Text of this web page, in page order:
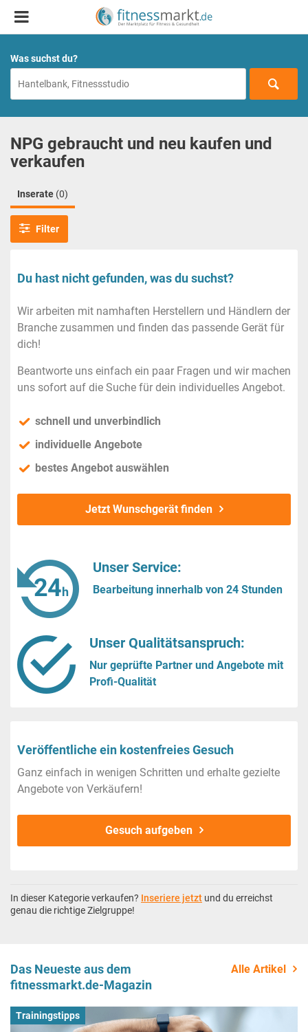
Was suchst du?
NPG gebraucht und neu kaufen und
verkaufen
Inserate (0)
Filter
Du hast nicht gefunden, was du suchst?
Wir arbeiten mit namhaften Herstellern und Händlern der
Branche zusammen und finden das passende Gerät für
dich!
Beantworte uns einfach ein paar Fragen und wir machen
uns sofort auf die Suche für dein individuelles Angebot.
schnell und unverbindlich
individuelle Angebote
bestes Angebot auswählen
Jetzt Wunschgerät finden
Unser Service:
Bearbeitung innerhalb von 24 Stunden
Unser Qualitätsanspruch:
Nur geprüfte Partner und Angebote mit
Profi-Qualität
Veröffentliche ein kostenfreies Gesuch
Ganz einfach in wenigen Schritten und erhalte gezielte
Angebote von Verkäufern!
Gesuch aufgeben
In dieser Kategorie verkaufen? Inseriere jetzt und du erreichst
genau die richtige Zielgruppe!
Das Neueste aus dem
fitnessmarkt.de-Magazin
Alle Artikel
Trainingstipps